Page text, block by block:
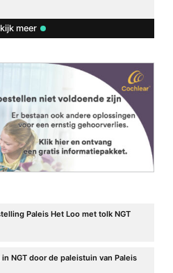
meer
Paleis Het Loo met tolk NGT
NGT door de paleistuin van Paleis